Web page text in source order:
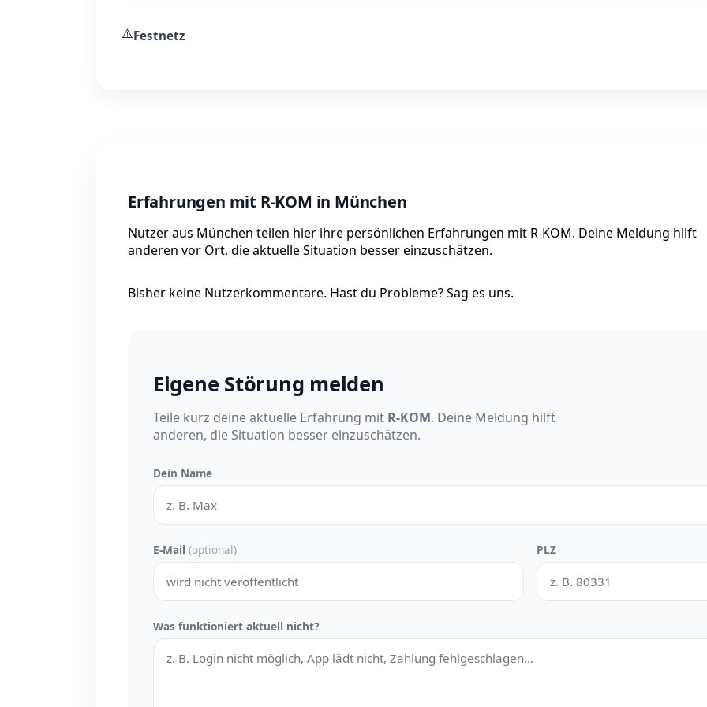
⚠️Festnetz
Erfahrungen mit R-KOM in München
Nutzer aus München teilen hier ihre persönlichen Erfahrungen mit R-KOM. Deine Meldung hilft
anderen vor Ort, die aktuelle Situation besser einzuschätzen.
Bisher keine Nutzerkommentare. Hast du Probleme? Sag es uns.
Eigene Störung melden
Teile kurz deine aktuelle Erfahrung mit R-KOM. Deine Meldung hilft
anderen, die Situation besser einzuschätzen.
Dein Name
E-Mail (optional) PLZ
Was funktioniert aktuell nicht?